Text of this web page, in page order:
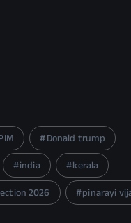
Donald trump
india
kerala
2026
pinarayi